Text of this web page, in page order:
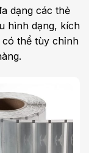
dạng các thẻ
hình dạng, kích
có thể tùy chỉnh